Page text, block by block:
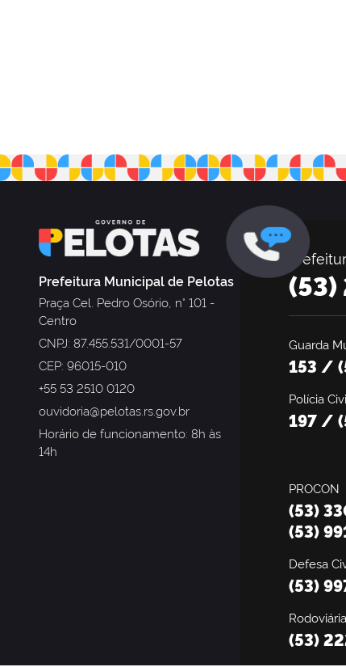
Prefeitura Municipal de Pelotas
Praça Cel. Pedro Osório, n° 101 -
Centro
CNPJ: 87.455.531/0001-57
CEP: 96015-010
+55 53 2510 0120
ouvidoria@pelotas.rs.gov.br
Horário de funcionamento: 8h às
14h
Guarda
153 /
Polícia
197 /
PROCON
(53)
(53)
Defesa
(53)
Rodoviária
(53)